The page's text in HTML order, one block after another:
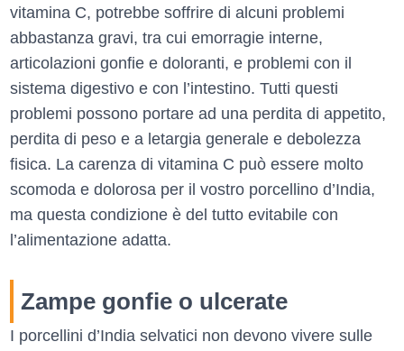
vitamina C, potrebbe soffrire di alcuni problemi
abbastanza gravi, tra cui emorragie interne,
articolazioni gonfie e doloranti, e problemi con il
sistema digestivo e con l’intestino. Tutti questi
problemi possono portare ad una perdita di appetito,
perdita di peso e a letargia generale e debolezza
fisica. La carenza di vitamina C può essere molto
scomoda e dolorosa per il vostro porcellino d’India,
ma questa condizione è del tutto evitabile con
l’alimentazione adatta.
Zampe gonfie o ulcerate
I porcellini d’India selvatici non devono vivere sulle